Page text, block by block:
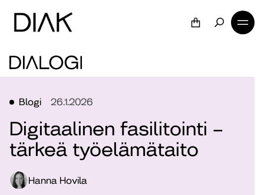
Blogi 26.1.2026
Digitaalinen fasilitointi –
tärkeä työelämätaito
Hanna Hovila